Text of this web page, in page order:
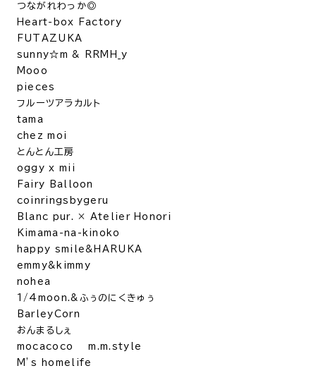
つながれわっか◎
Heart-box Factory
FUTAZUKA
sunny☆m & RRMH_y
Mooo
pieces
フルーツアラカルト
tama
chez moi
とんとん工房
oggy x mii
Fairy Balloon
coinringsbygeru
Blanc pur. × Atelier Honori
Kimama-na-kinoko
happy smile&HARUKA
emmy&kimmy
nohea
1/4moon.&ふぅのにくきゅぅ
BarleyCorn
おんまるしぇ
mocacoco m.m.style
M’s homelife